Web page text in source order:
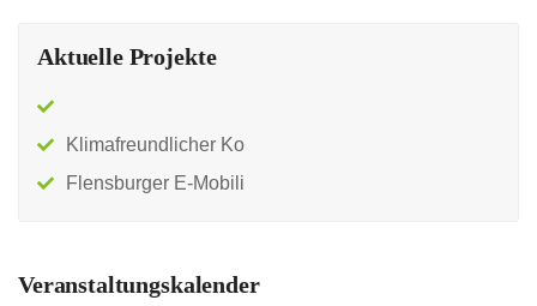
Aktuelle Projekte
Klimafreundlicher Ko
Flensburger E-Mobili
Veranstaltungskalender